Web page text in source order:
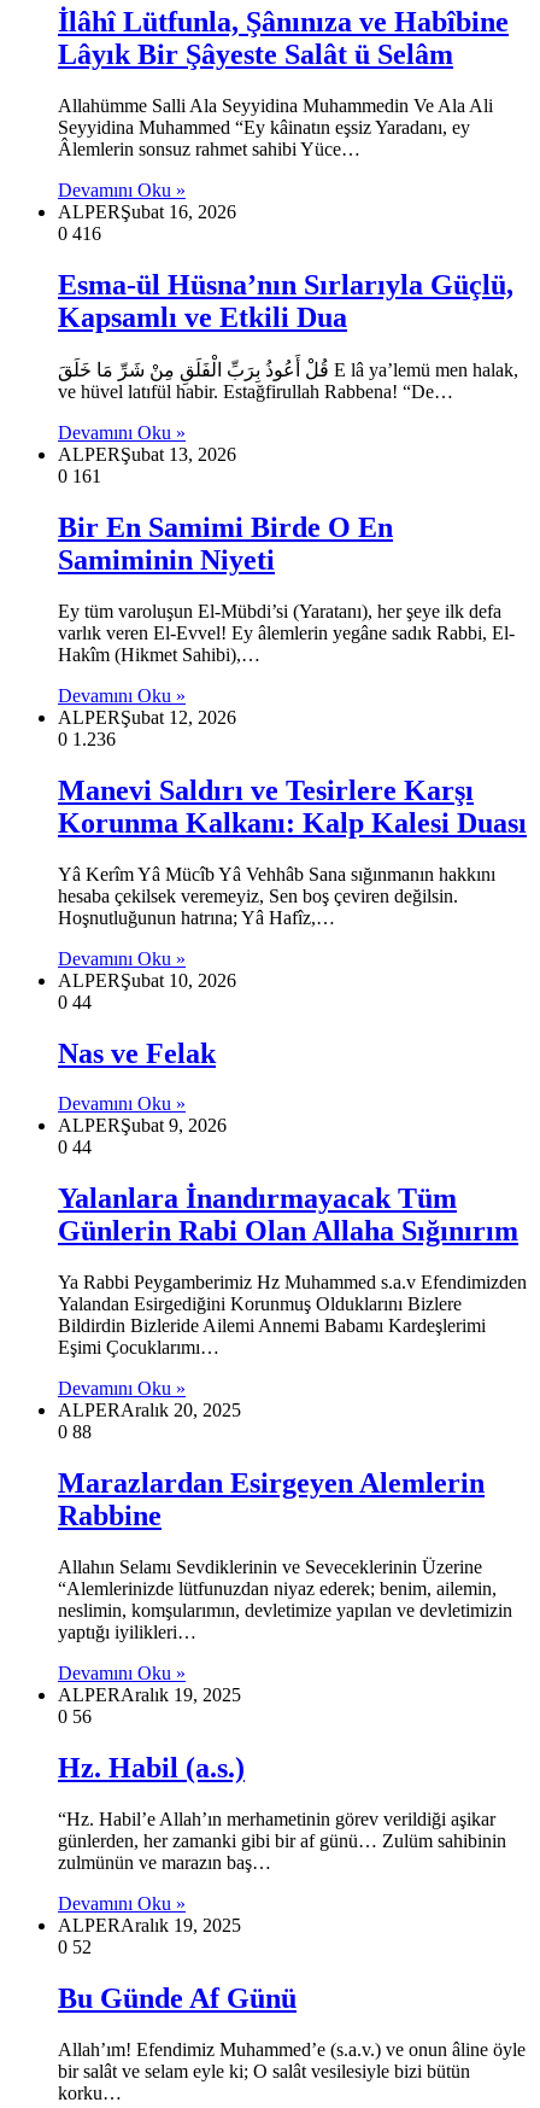
İlâhî Lütfunla, Şânınıza ve Habîbine
Lâyık Bir Şâyeste Salât ü Selâm
Allahümme Salli Ala Seyyidina Muhammedin Ve Ala Ali
Seyyidina Muhammed “Ey kâinatın eşsiz Yaradanı, ey
Âlemlerin sonsuz rahmet sahibi Yüce…
Devamını Oku »
ALPERŞubat 16, 2026
0 416
Esma-ül Hüsna’nın Sırlarıyla Güçlü,
Kapsamlı ve Etkili Dua
قُلْ أَعُوذُ بِرَبِّ الْفَلَقِ مِنْ شَرِّ مَا خَلَقَ E lâ ya’lemü men halak,
ve hüvel latıfül habir. Estağfirullah Rabbena! “De…
Devamını Oku »
ALPERŞubat 13, 2026
0 161
Bir En Samimi Birde O En
Samiminin Niyeti
Ey tüm varoluşun El-Mübdi’si (Yaratanı), her şeye ilk defa
varlık veren El-Evvel! Ey âlemlerin yegâne sadık Rabbi, El-
Hakîm (Hikmet Sahibi),…
Devamını Oku »
ALPERŞubat 12, 2026
0 1.236
Manevi Saldırı ve Tesirlere Karşı
Korunma Kalkanı: Kalp Kalesi Duası
Yâ Kerîm Yâ Mücîb Yâ Vehhâb Sana sığınmanın hakkını
hesaba çekilsek veremeyiz, Sen boş çeviren değilsin.
Hoşnutluğunun hatrına; Yâ Hafîz,…
Devamını Oku »
ALPERŞubat 10, 2026
0 44
Nas ve Felak
Devamını Oku »
ALPERŞubat 9, 2026
0 44
Yalanlara İnandırmayacak Tüm
Günlerin Rabi Olan Allaha Sığınırım
Ya Rabbi Peygamberimiz Hz Muhammed s.a.v Efendimizden
Yalandan Esirgediğini Korunmuş Olduklarını Bizlere
Bildirdin Bizleride Ailemi Annemi Babamı Kardeşlerimi
Eşimi Çocuklarımı…
Devamını Oku »
ALPERAralık 20, 2025
0 88
Marazlardan Esirgeyen Alemlerin
Rabbine
Allahın Selamı Sevdiklerinin ve Seveceklerinin Üzerine
“Alemlerinizde lütfunuzdan niyaz ederek; benim, ailemin,
neslimin, komşularımın, devletimize yapılan ve devletimizin
yaptığı iyilikleri…
Devamını Oku »
ALPERAralık 19, 2025
0 56
Hz. Habil (a.s.)
“Hz. Habil’e Allah’ın merhametinin görev verildiği aşikar
günlerden, her zamanki gibi bir af günü… Zulüm sahibinin
zulmünün ve marazın baş…
Devamını Oku »
ALPERAralık 19, 2025
0 52
Bu Günde Af Günü
Allah’ım! Efendimiz Muhammed’e (s.a.v.) ve onun âline öyle
bir salât ve selam eyle ki; O salât vesilesiyle bizi bütün
korku…